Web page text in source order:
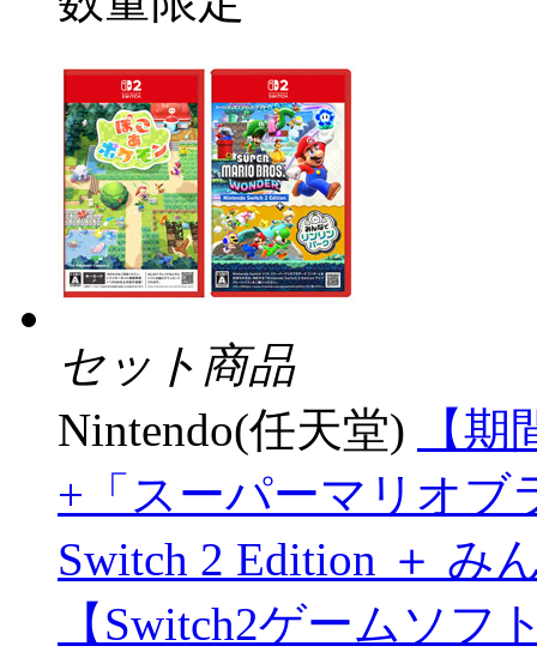
セット商品
Nintendo(任天堂)
【
+「スーパーマリオブ
Switch 2 Edition ＋ み
【Switch2ゲームソフ